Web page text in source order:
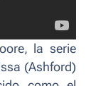
la serie
(Ashford)